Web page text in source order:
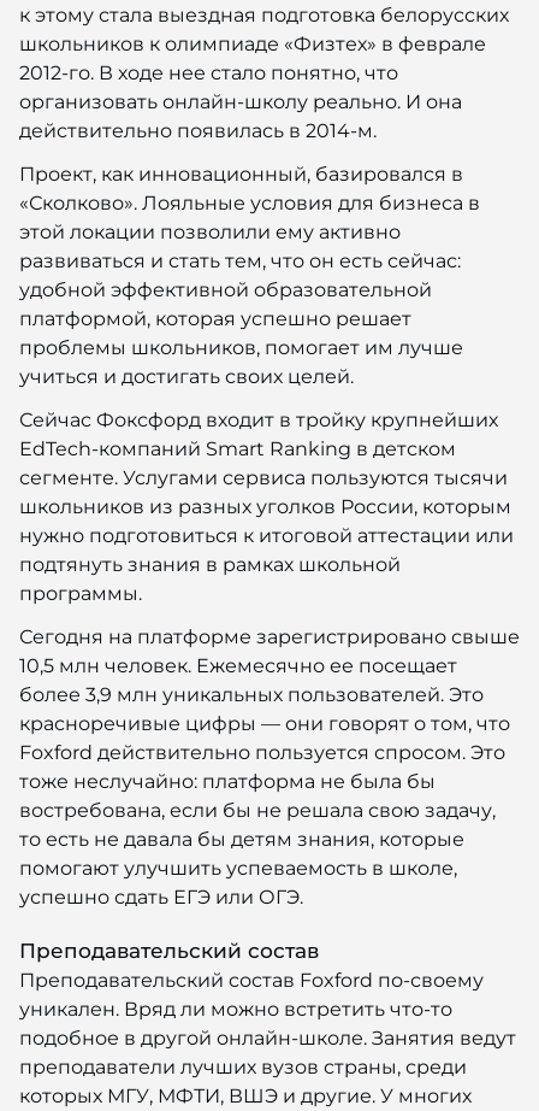
к этому стала выездная подготовка белорусских
школьников к олимпиаде «Физтех» в феврале
2012-го. В ходе нее стало понятно, что
организовать онлайн-школу реально. И она
действительно появилась в 2014-м.
Проект, как инновационный, базировался в
«Сколково». Лояльные условия для бизнеса в
этой локации позволили ему активно
развиваться и стать тем, что он есть сейчас:
удобной эффективной образовательной
платформой, которая успешно решает
проблемы школьников, помогает им лучше
учиться и достигать своих целей.
Сейчас Фоксфорд входит в тройку крупнейших
EdTech-компаний Smart Ranking в детском
сегменте. Услугами сервиса пользуются тысячи
школьников из разных уголков России, которым
нужно подготовиться к итоговой аттестации или
подтянуть знания в рамках школьной
программы.
Сегодня на платформе зарегистрировано свыше
10,5 млн человек. Ежемесячно ее посещает
более 3,9 млн уникальных пользователей. Это
красноречивые цифры — они говорят о том, что
Foxford действительно пользуется спросом. Это
тоже неслучайно: платформа не была бы
востребована, если бы не решала свою задачу,
то есть не давала бы детям знания, которые
помогают улучшить успеваемость в школе,
успешно сдать ЕГЭ или ОГЭ.
Преподавательский состав
Преподавательский состав Foxford по-своему
уникален. Вряд ли можно встретить что-то
подобное в другой онлайн-школе. Занятия ведут
преподаватели лучших вузов страны, среди
которых МГУ, МФТИ, ВШЭ и другие. У многих